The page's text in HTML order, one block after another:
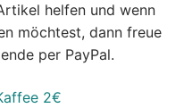
helfen und wenn
möchtest, dann freue
per PayPal.
2€